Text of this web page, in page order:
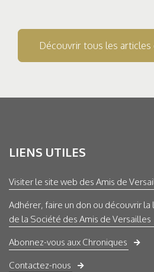
Découvrir tous les
LIENS UTILES
Visiter le site web des Amis de
Adhérer, faire un don ou découvrir
de la Société des Amis de Versailles
Abonnez-vous aux Chroniques
Contactez-nous